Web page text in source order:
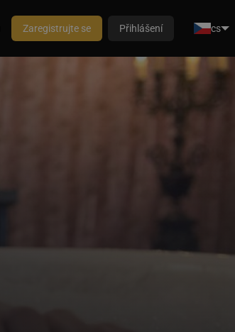
Zaregistrujte se Přihlášení cs